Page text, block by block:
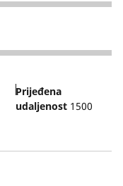
Prijeđena
udaljenost 1500